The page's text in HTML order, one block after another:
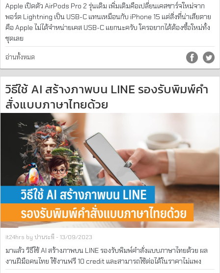
Apple เปิดตัว AirPods Pro 2 รุ่นเดิม เพิ่มเติมคือเปลี่ยนเคสชาร์จใหม่จาก
พอร์ต Lightning เป็น USB-C แทนเหมือนกับ iPhone 15 แต่สิ่งที่น่าเสียดาย
คือ Apple ไม่ได้จำหน่ายเคส USB-C แยกนะครับ ใครอยากได้ต้องซื้อใหม่ทั้ง
ชุดเลย
อ่านทั้งหมด
วิธีใช้ AI สร้างภาพบน LINE รองรับพิมพ์คำ
สั่งแบบภาษาไทยด้วย
it24hrs by ปานระพี - 13/09/2023
มาแล้ว วิธีใช้ AI สร้างภาพบน LINE รองรับพิมพ์คำสั่งแบบภาษาไทยด้วย ผล
งานฝีมือคนไทย ใช้งานฟรี 10 credit และสามารถใช้ต่อได้ในราคาไม่แพง